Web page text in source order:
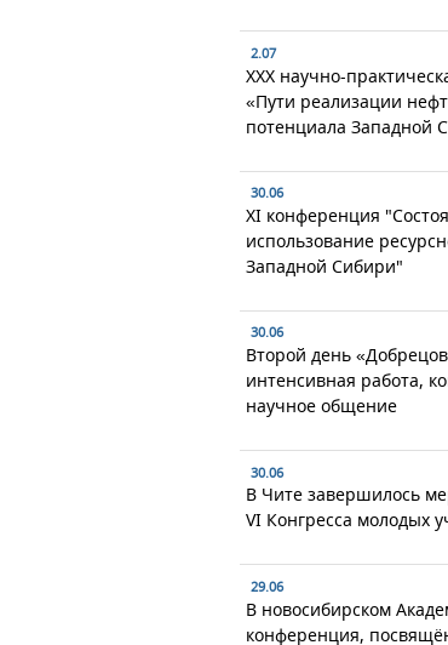
2.07
XXX научно-
«Пути реализации
потенциала Западной
30.06
XI конференция
использование
Западной Сибири"
30.06
Второй день
интенсивная работа,
научное общение
30.06
В Чите завершилось
VI Конгресса молодых
29.06
В новосибирском
конференция,